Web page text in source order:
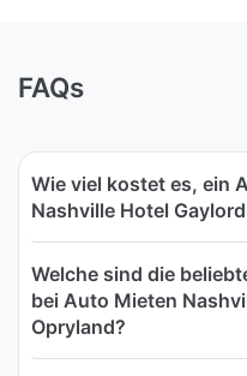
FAQs
Wie viel kostet es, ein
Nashville Hotel
Welche sind die
bei Auto Mieten
Opryland?